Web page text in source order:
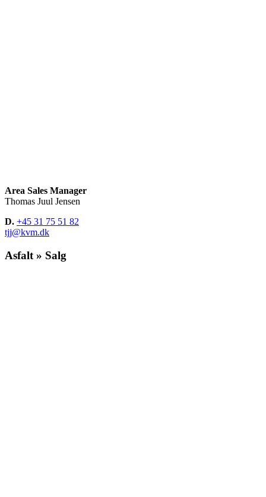
Area Sales Manager
Thomas Juul Jensen
D. +45 31 75 51 82
tjj@kvm.dk
Asfalt » Salg